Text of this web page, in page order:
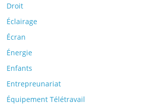
Droit
Éclairage
Écran
Énergie
Enfants
Entrepreunariat
Équipement Télétravail